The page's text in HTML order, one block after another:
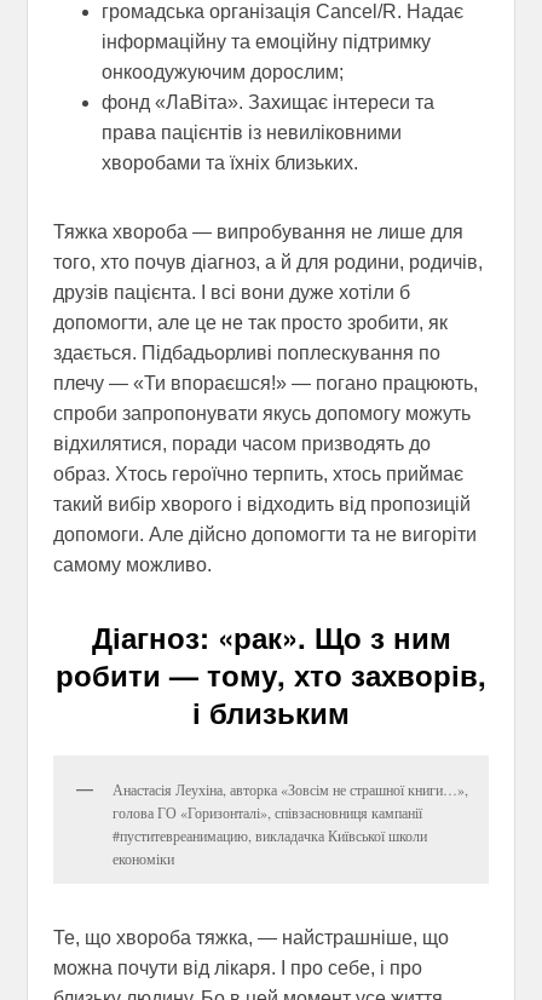
громадська організація Cancel/R. Надає
інформаційну та емоційну підтримку
онкоодужуючим дорослим;
фонд «ЛаВіта». Захищає інтереси та
права пацієнтів із невиліковними
хворобами та їхніх близьких.
Тяжка хвороба — випробування не лише для
того, хто почув діагноз, а й для родини, родичів,
друзів пацієнта. І всі вони дуже хотіли б
допомогти, але це не так просто зробити, як
здається. Підбадьорливі поплескування по
плечу — «Ти впораєшся!» — погано працюють,
спроби запропонувати якусь допомогу можуть
відхилятися, поради часом призводять до
образ. Хтось героїчно терпить, хтось приймає
такий вибір хворого і відходить від пропозицій
допомоги. Але дійсно допомогти та не вигоріти
самому можливо.
Діагноз: «рак». Що з ним
робити — тому, хто захворів,
і близьким
Анастасія Леухіна, авторка «Зовсім не страшної книги…»,
голова ГО «Горизонталі», співзасновниця кампанії
#пуститевреанимацию, викладачка Київської школи
економіки
Те, що хвороба тяжка, — найстрашніше, що
можна почути від лікаря. І про себе, і про